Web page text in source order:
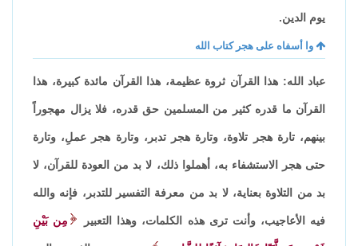
يوم الدين.
وا أسفاه على هجر كتاب الله
عباد الله: هذا القرآن ثروة عظيمة، هذا القرآن مائدة كبيرة، هذا
القرآن ما قدره كثير من المسلمين حق قدره، فلا يزال مهجوراً
بينهم، تارة هجر تلاوة، وتارة هجر تدبر، وتارة هجر عملِ، وتارة
حتى هجر الاستشفاء به، أهملوا ذلك، لا بد من العودة للقرآن، لا
بد من التلاوة بعناية، لا بد من معرفة التفسير للتدبر، فإنه والله
فيه الأعاجيب، وأنت ترى هذه الكلمات، وهذا التعبير مِن بَيْنِ